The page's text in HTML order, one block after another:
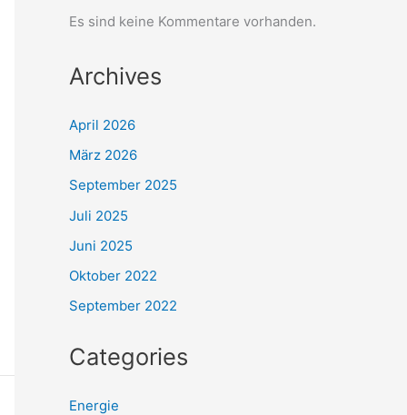
Es sind keine Kommentare vorhanden.
Archives
April 2026
März 2026
September 2025
Juli 2025
Juni 2025
Oktober 2022
September 2022
Categories
Energie